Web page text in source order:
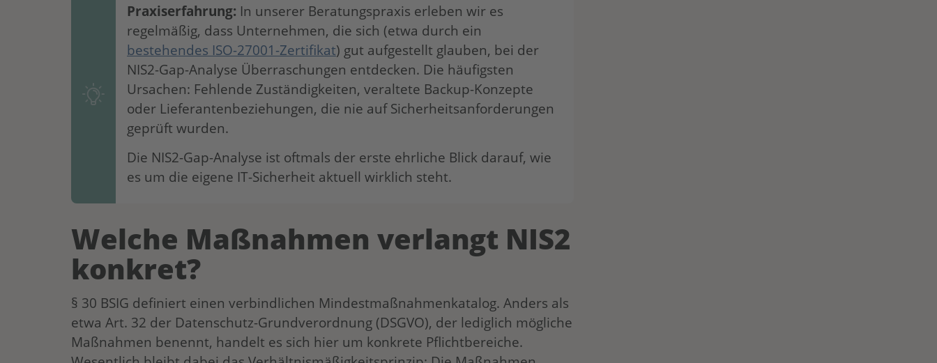
Praxiserfahrung: In unserer Beratungspraxis erleben wir es
regelmäßig, dass Unternehmen, die sich (etwa durch ein
bestehendes ISO-27001-Zertifikat) gut aufgestellt glauben, bei der
NIS2-Gap-Analyse Überraschungen entdecken. Die häufigsten
Ursachen: Fehlende Zuständigkeiten, veraltete Backup-Konzepte
oder Lieferantenbeziehungen, die nie auf Sicherheitsanforderungen
geprüft wurden.
Die NIS2-Gap-Analyse ist oftmals der erste ehrliche Blick darauf, wie
es um die eigene IT-Sicherheit aktuell wirklich steht.
Welche Maßnahmen verlangt NIS2
konkret?
§ 30 BSIG definiert einen verbindlichen Mindestmaßnahmenkatalog. Anders als
etwa Art. 32 der Datenschutz-Grundverordnung (DSGVO), der lediglich mögliche
Maßnahmen benennt, handelt es sich hier um konkrete Pflichtbereiche.